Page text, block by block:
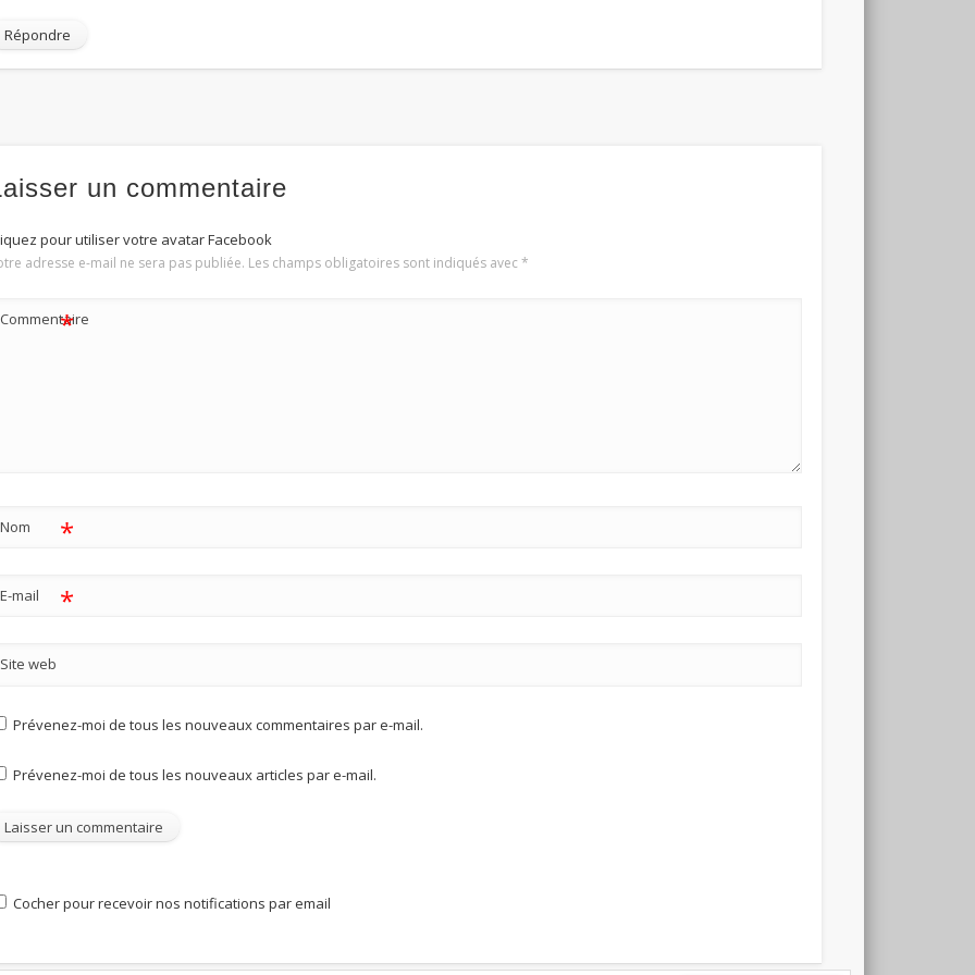
Répondre
un commentaire
pour utiliser votre avatar Facebook
adresse e-mail ne sera pas publiée. Les champs obligatoires sont indiqués avec*
Commentaire
*
Nom *
E-mail *
Site web
Prévenez-moi de tous les nouveaux commentaires par e-mail.
Prévenez-moi de tous les nouveaux articles par e-mail.
Cocher pour recevoir nos notifications par email